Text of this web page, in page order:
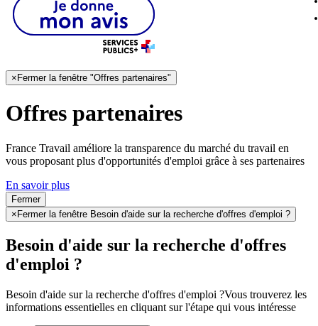
× Fermer la fenêtre "Offres partenaires"
Offres partenaires
France Travail améliore la transparence du marché du travail en
vous proposant plus d'opportunités d'emploi grâce à ses partenaires
En savoir plus
Fermer
× Fermer la fenêtre Besoin d'aide sur la recherche d'offres d'emploi ?
Besoin d'aide sur la recherche d'offres
d'emploi ?
Besoin d'aide sur la recherche d'offres d'emploi ?Vous trouverez les
informations essentielles en cliquant sur l'étape qui vous intéresse